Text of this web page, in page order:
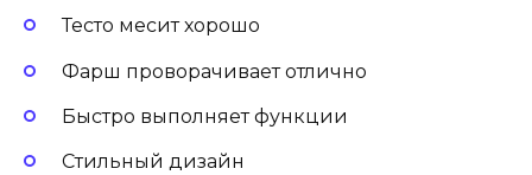
Тесто месит хорошо
Фарш проворачивает отлично
Быстро выполняет функции
Стильный дизайн